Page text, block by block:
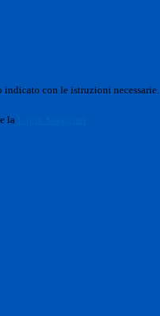
con le istruzioni necessarie.
la